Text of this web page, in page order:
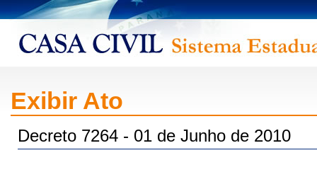
Exibir Ato
Decreto 7264 - 01 de Junho de 2010